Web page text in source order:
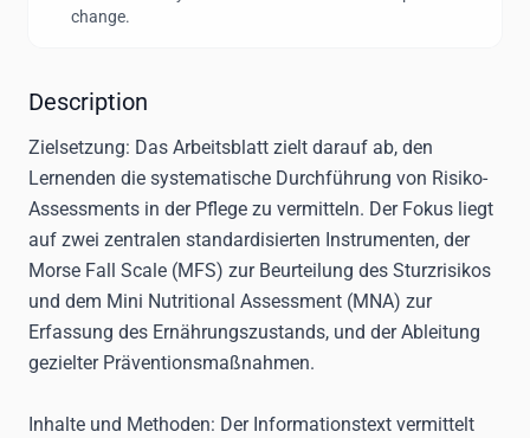
change.
Description
Zielsetzung: Das Arbeitsblatt zielt darauf ab, den
Lernenden die systematische Durchführung von Risiko-
Assessments in der Pflege zu vermitteln. Der Fokus liegt
auf zwei zentralen standardisierten Instrumenten, der
Morse Fall Scale (MFS) zur Beurteilung des Sturzrisikos
und dem Mini Nutritional Assessment (MNA) zur
Erfassung des Ernährungszustands, und der Ableitung
gezielter Präventionsmaßnahmen.
Inhalte und Methoden: Der Informationstext vermittelt